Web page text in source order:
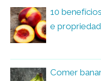
10
e
Comer